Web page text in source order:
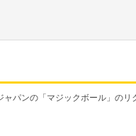
パンの「マジックボール」のリ